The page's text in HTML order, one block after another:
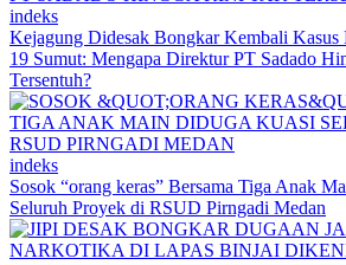
indeks
Kejagung Didesak Bongkar Kembali
19 Sumut: Mengapa Direktur PT Sadado
Tersentuh?
indeks
Sosok “orang keras” Bersama Tiga Anak
Seluruh Proyek di RSUD Pirngadi Medan